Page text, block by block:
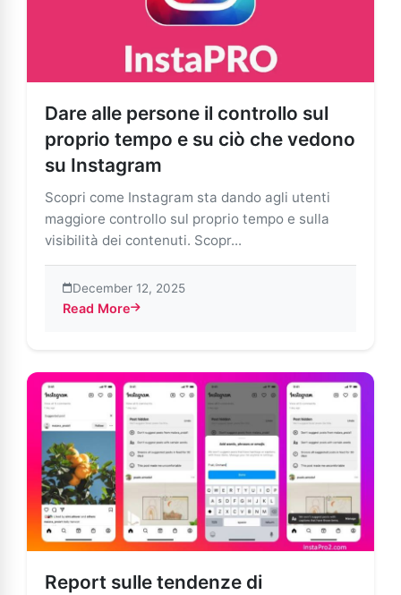
Dare alle persone il controllo sul
proprio tempo e su ciò che vedono
su Instagram
Scopri come Instagram sta dando agli utenti
maggiore controllo sul proprio tempo e sulla
visibilità dei contenuti. Scopr...
December 12, 2025
Read More
about Dare alle persone il controllo sul proprio
Report sulle tendenze di